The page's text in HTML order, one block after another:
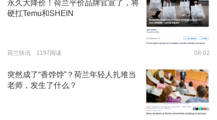
永久大降价！荷兰平价品牌官宣了，将
硬扛Temu和SHEIN
荷兰快讯 1197阅读 08-02
突然成了“香饽饽”？荷兰年轻人扎堆当
老师，发生了什么？